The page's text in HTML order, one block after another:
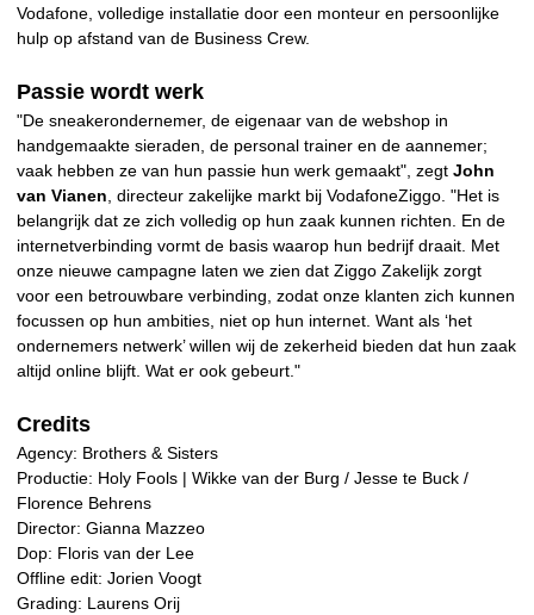
Vodafone, volledige installatie door een monteur en persoonlijke
hulp op afstand van de Business Crew.
Passie wordt werk
"De sneakerondernemer, de eigenaar van de webshop in
handgemaakte sieraden, de personal trainer en de aannemer;
vaak hebben ze van hun passie hun werk gemaakt", zegt John
van Vianen , directeur zakelijke markt bij VodafoneZiggo. "Het is
belangrijk dat ze zich volledig op hun zaak kunnen richten. En de
internetverbinding vormt de basis waarop hun bedrijf draait. Met
onze nieuwe campagne laten we zien dat Ziggo Zakelijk zorgt
voor een betrouwbare verbinding, zodat onze klanten zich kunnen
focussen op hun ambities, niet op hun internet. Want als ‘het
ondernemers netwerk’ willen wij de zekerheid bieden dat hun zaak
altijd online blijft. Wat er ook gebeurt."
Credits
Agency: Brothers & Sisters
Productie: Holy Fools | Wikke van der Burg / Jesse te Buck /
Florence Behrens
Director: Gianna Mazzeo
Dop: Floris van der Lee
Offline edit: Jorien Voogt
Grading: Laurens Orij